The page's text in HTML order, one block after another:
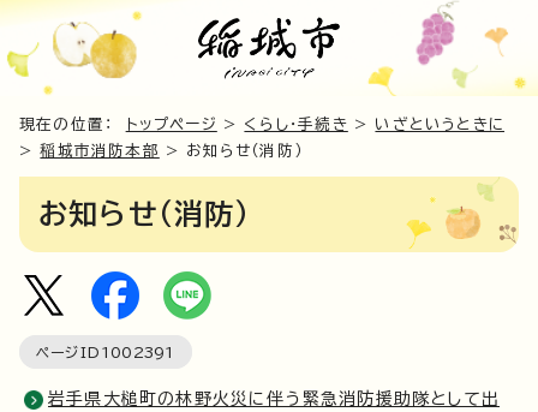
現在の位置： トップページ > くらし・手続き > いざというときに
>稲城市消防本部 > お知らせ（消防）
お知らせ（消防）
ページID 1002391
岩手県大槌町の林野火災に伴う緊急消防援助隊として出